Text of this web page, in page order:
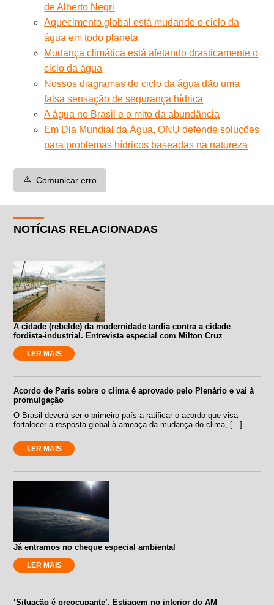
de Alberto Negri
Aquecimento global está mudando o ciclo da
água em todo planeta
Mudança climática está afetando drasticamente o
ciclo da água
Nossos diagramas do ciclo da água dão uma
falsa sensação de segurança hídrica
A água no Brasil e o mito da abundância
Em Dia Mundial da Água, ONU defende soluções
para problemas hídricos baseadas na natureza
⚠️ Comunicar erro
NOTÍCIAS RELACIONADAS
A cidade (rebelde) da modernidade tardia contra a cidade
fordista-industrial. Entrevista especial com Milton Cruz
LER MAIS
Acordo de Paris sobre o clima é aprovado pelo Plenário e vai à
promulgação
O Brasil deverá ser o primeiro país a ratificar o acordo que visa
fortalecer a resposta global à ameaça da mudança do clima, [...]
LER MAIS
Já entramos no cheque especial ambiental
LER MAIS
‘Situação é preocupante’. Estiagem no interior do AM